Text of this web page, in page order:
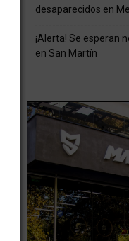
desaparecidos en
¡Alerta! Se esperan
en San Martín